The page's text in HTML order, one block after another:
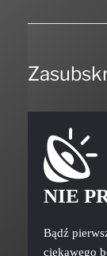
NIE
Bądź
ciekawego